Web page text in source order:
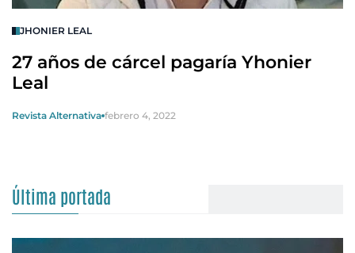
JHONIER LEAL
27 años de cárcel pagaría Yhonier
Leal
Revista Alternativa febrero 4, 2022
Última portada